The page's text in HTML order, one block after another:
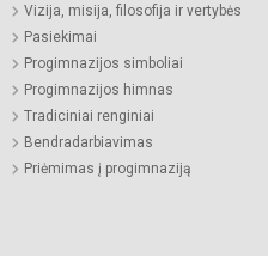
Vizija, misija, filosofija ir vertybės
Pasiekimai
Progimnazijos simboliai
Progimnazijos himnas
Tradiciniai renginiai
Bendradarbiavimas
Priėmimas į progimnaziją